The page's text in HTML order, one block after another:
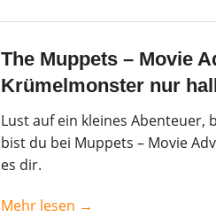
The Muppets – Movie
Krümelmonster nur
Lust auf ein kleines Abenteuer,
bist du bei Muppets – Movie
es dir.
Mehr lesen →